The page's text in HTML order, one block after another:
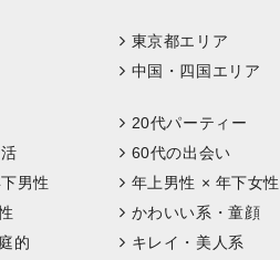
東京都エリア
中国・四国エリア
20代パーティー
60代の出会い
男性 年上男性 × 年下女性
かわいい系・童顔
的 キレイ・美人系